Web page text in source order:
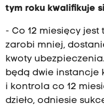
tym roku kwalifikuje
- Co 12 miesięcy
zarobi mniej,
kwoty
będą dwie instancje
i kontrola co 12
dzieło, odniesie